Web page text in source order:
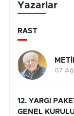
Yazarlar
RAST
07
12. YARGI
GENEL